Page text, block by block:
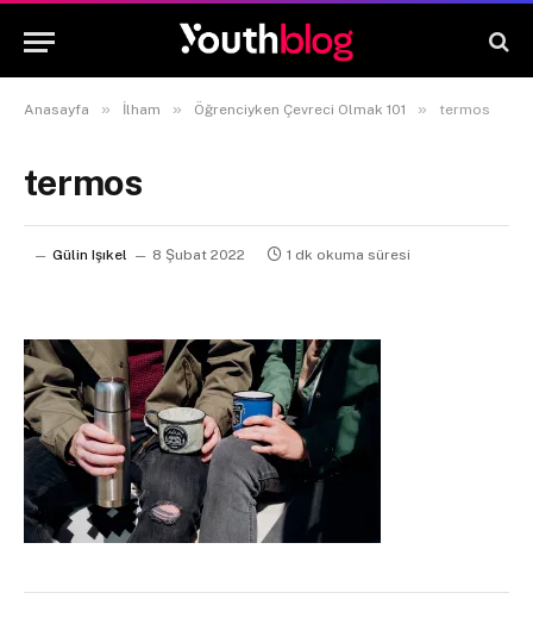
Anasayfa » İlham » Öğrenciyken Çevreci Olmak 101 » termos
termos
Gülin Işıkel 8 Şubat 2022 1 dk okuma süresi